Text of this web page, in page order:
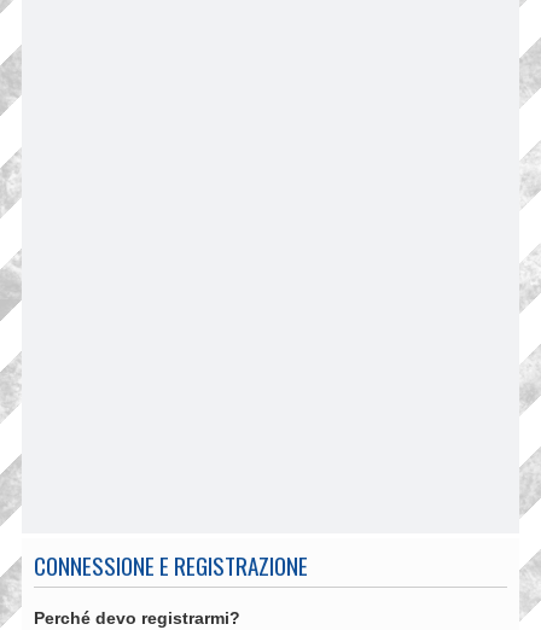
CONNESSIONE E REGISTRAZIONE
Perché devo registrarmi?